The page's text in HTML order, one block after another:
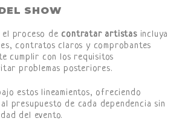
SHOW
el proceso de contratar artistasincluya
contratos claros y comprobantes
cumplir con los requisitos
problemas posteriores.
estos lineamientos, ofreciendo
presupuesto de cada dependencia sin
del evento.